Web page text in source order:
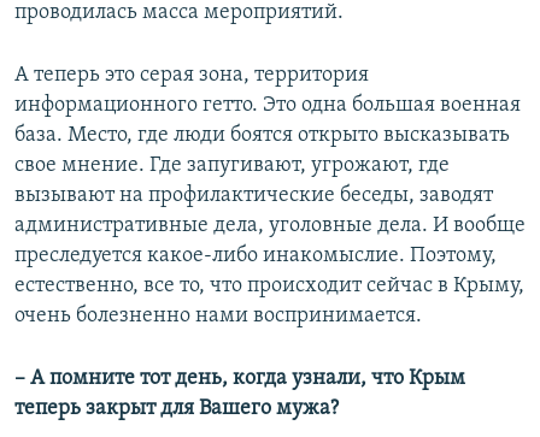
проводилась масса мероприятий.
А теперь это серая зона, территория
информационного гетто. Это одна большая военная
база. Место, где люди боятся открыто высказывать
свое мнение. Где запугивают, угрожают, где
вызывают на профилактические беседы, заводят
административные дела, уголовные дела. И вообще
преследуется какое-либо инакомыслие. Поэтому,
естественно, все то, что происходит сейчас в Крыму,
очень болезненно нами воспринимается.
– А помните тот день, когда узнали, что Крым
теперь закрыт для Вашего мужа?